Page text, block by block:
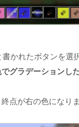
書かれたボタンを選
グラデーションし
点が右の色になりま